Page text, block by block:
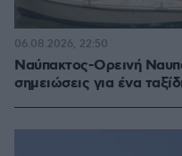
Ναύπακτος-Ορεινή
σημειώσεις για ένα
06.08.2026, 22:50